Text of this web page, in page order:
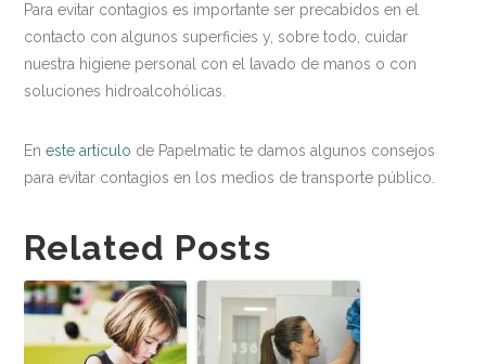
Residencias
Newsletter
Para evitar contagios es importante ser precabidos en el
contacto con algunos superficies y, sobre todo, cuidar
nuestra higiene personal con el lavado de manos o con
soluciones hidroalcohólicas.
Eneste artículo de Papelmatic te damos algunos consejos
para evitar contagios en los medios de transporte público.
Related Posts